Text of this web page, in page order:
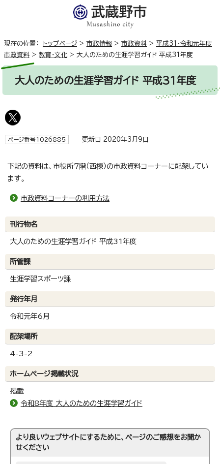
現在の位置： トップページ > 市政情報 > 市政資料 > 平成31・令和元年度
市政資料 > 教育・文化 > 大人のための生涯学習ガイド 平成31年度
大人のための生涯学習ガイド 平成31年度
ページ番号1026885 更新日 2020年3月9日
下記の資料は、市役所7階（西棟）の市政資料コーナーに配架してい
ます。
市政資料コーナーの利用方法
刊行物名
大人のための生涯学習ガイド 平成31年度
所管課
生涯学習スポーツ課
発行年月
令和元年6月
配架場所
4-3-2
ホームページ掲載状況
掲載
令和8年度 大人のための生涯学習ガイド
より良いウェブサイトにするために、ページのご感想をお聞か
せください